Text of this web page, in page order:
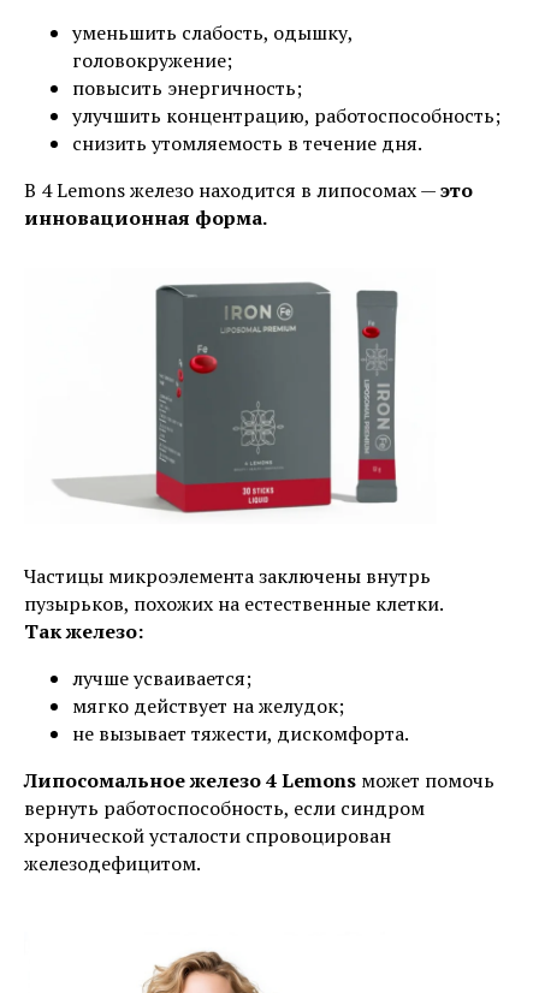
уменьшить слабость, одышку,
головокружение;
повысить энергичность;
улучшить концентрацию, работоспособность;
снизить утомляемость в течение дня.
В 4 Lemons железо находится в липосомах —это
инновационная форма.
Частицы микроэлемента заключены внутрь
пузырьков, похожих на естественные клетки.
Так железо:
лучше усваивается;
мягко действует на желудок;
не вызывает тяжести, дискомфорта.
Липосомальное железо 4 Lemons может помочь
вернуть работоспособность, если синдром
хронической усталости спровоцирован
железодефицитом.